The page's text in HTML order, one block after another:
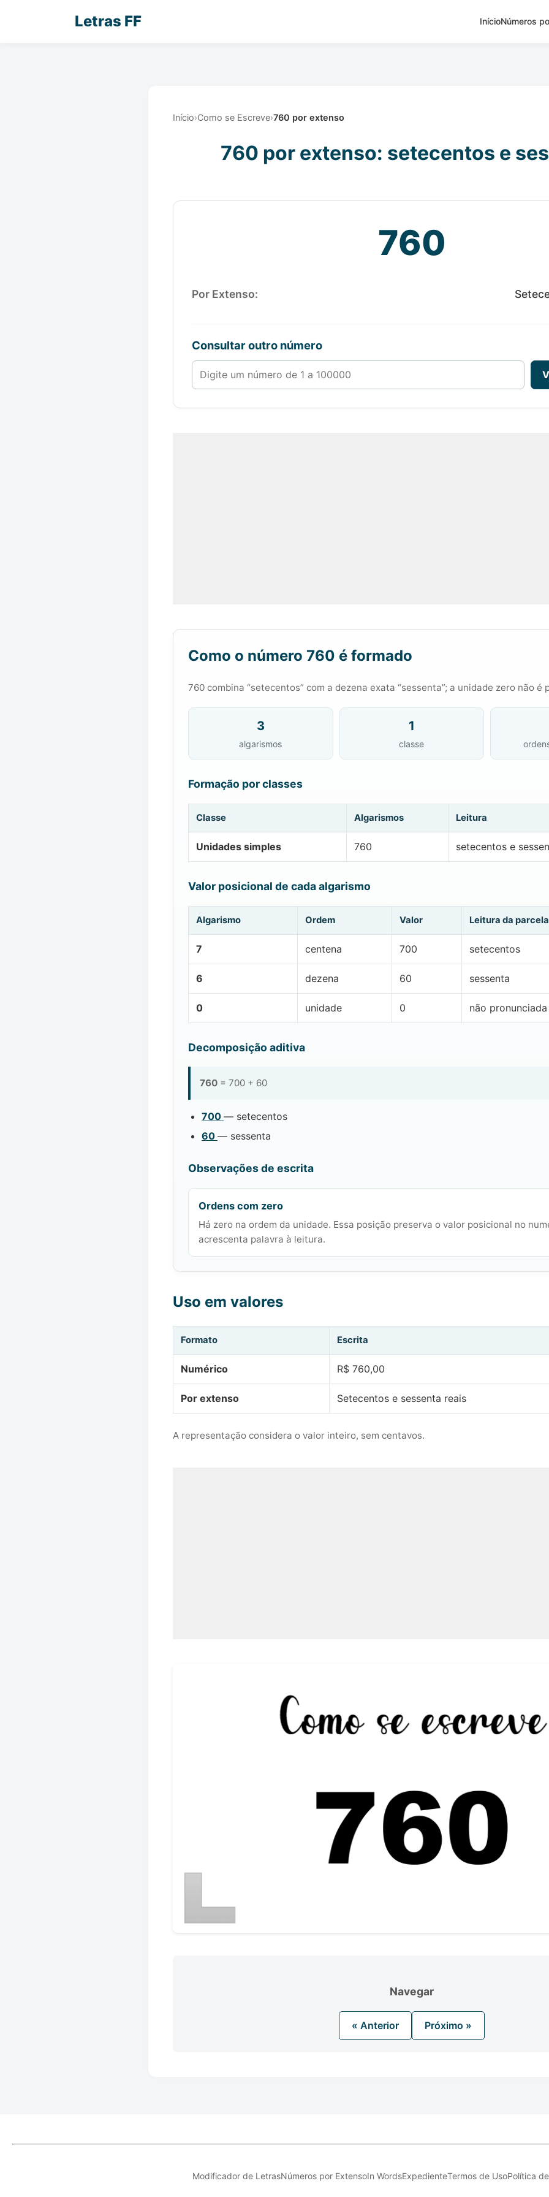
Letras FF InícioNúmeros
Início›Como se Escreve›760 por extenso
760 por extenso: setecentos e
760
Por Extenso:
Consultar outro número
Número de 1 a 100000
Como o número 760 é formado
760 combina “setecentos” com a dezena exata “sessenta”; a unidade zero não é
3
algarismos
1
classe
Formação por classes
Classe Algarismos Leitura
Unidades simples 760 setecentos e
Valor posicional de cada algarismo
Algarismo Ordem Valor Leitura da parcela
7 centena 700 setecentos
6 dezena 60 sessenta
0 unidade 0 não pronunciada
Decomposição aditiva
760 = 700 + 60
700 — setecentos
60 — sessenta
Observações de escrita
Ordens com zero
Há zero na ordem da unidade. Essa posição preserva o valor posicional no
acrescenta palavra à leitura.
Uso em valores
Formato Escrita
Numérico R$ 760,00
Por extenso Setecentos e sessenta reais
A representação considera o valor inteiro, sem centavos.
Navegar
« Anterior Próximo »
Modificador de LetrasNúmeros por ExtensoIn WordsExpedienteTermos de UsoPolítica